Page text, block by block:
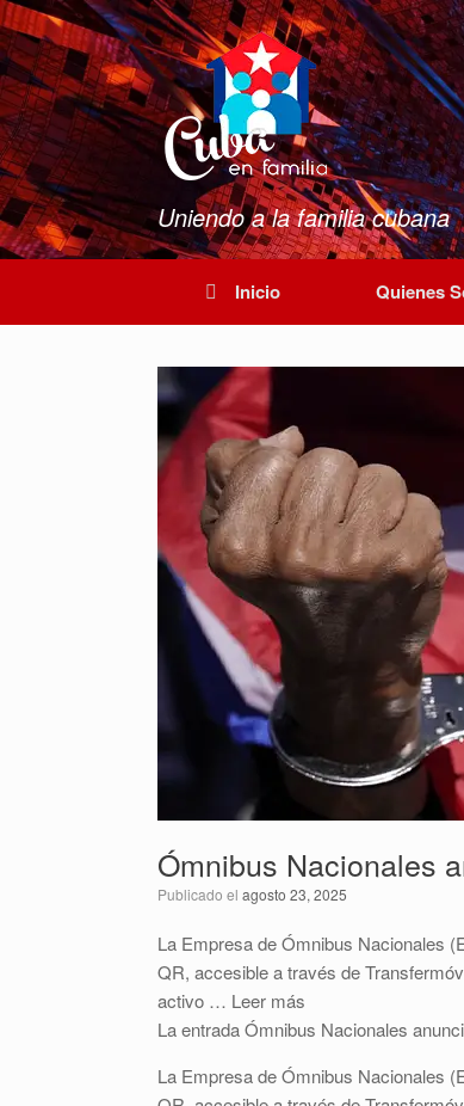
Saltar
al
contenido
Uniendo a la familia cubana
Inicio Quienes
Ómnibus Nacionales
Publicado el agosto 23, 2025
La Empresa de Ómnibus Nacionales
QR, accesible a través de
activo … Leer más
La entrada Ómnibus Nacionales
La Empresa de Ómnibus Nacionales